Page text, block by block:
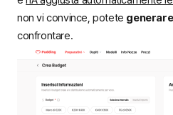
non vi convince, potete
confrontare.